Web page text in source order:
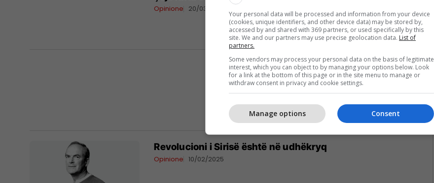
Opinione 20/03/2025
Revolucioni i Sirisë është në udhëkryq
Opinione 10/02/2025
Your personal data will be processed and information from your device
(cookies, unique identifiers, and other device data) may be stored by,
accessed by and shared with 369 partners, or used specifically by this
site. We and our partners may use precise geolocation data. List of
partners.
Some vendors may process your personal data on the basis of legitimate
interest, which you can object to by managing your options below. Look
for a link at the bottom of this page or in the site menu to manage or
withdraw consent in privacy and cookie settings.
Consent
Manage options